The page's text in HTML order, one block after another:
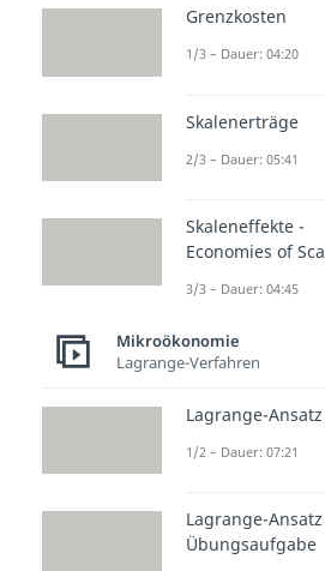
um ein
Sowohl
negative
dabei zu
beide
externe
wir dir in
Studyflix
aus
Grenzkosten
1/3 – Dauer: 04:20
Skalenerträge
2/3 – Dauer: 05:41
Skaleneffekte -
Economies of
3/3 – Dauer: 04:45
Mikroökonomie
Lagrange-Verfahren
Lagrange-Ansatz
1/2 – Dauer: 07:21
Lagrange-Ansatz
Übungsaufgabe